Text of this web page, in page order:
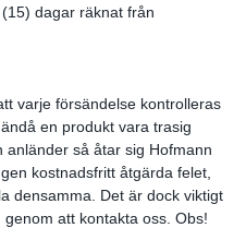
dagar räknat från
varje försändelse kontrolleras
en produkt vara trasig
så åtar sig Hofmann
kostnadsfritt åtgärda felet,
densamma. Det är dock viktigt
att kontakta oss. Obs!